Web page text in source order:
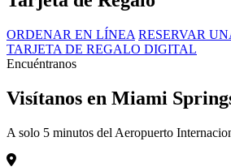
ORDENAR EN LÍNEA RESERVAR
TARJETA DE REGALO DIGITAL
Encuéntranos
Visítanos en Miami
A solo 5 minutos del Aeropuerto